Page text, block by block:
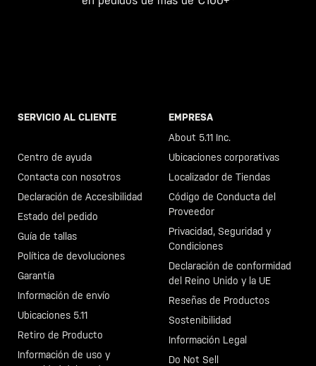
SERVICIO AL CLIENTE
Centro de ayuda
Contacta con nosotros
Declaración de Accesibilidad
Estado del pedido
Guía de tallas
Política de devoluciones
Garantía
Información de envío
Ubicaciones 5.11
Retiro de Producto
Información de uso y
EMPRESA
About 5.11 Inc.
Ubicaciones corporativas
Localizador de Tiendas
Código de Conducta del
Proveedor
Privacidad, Seguridad y
Condiciones
Declaración de conformidad
del Reino Unido y la UE
Reseñas de Productos
Sostenibilidad
Información Legal
Do Not Sell